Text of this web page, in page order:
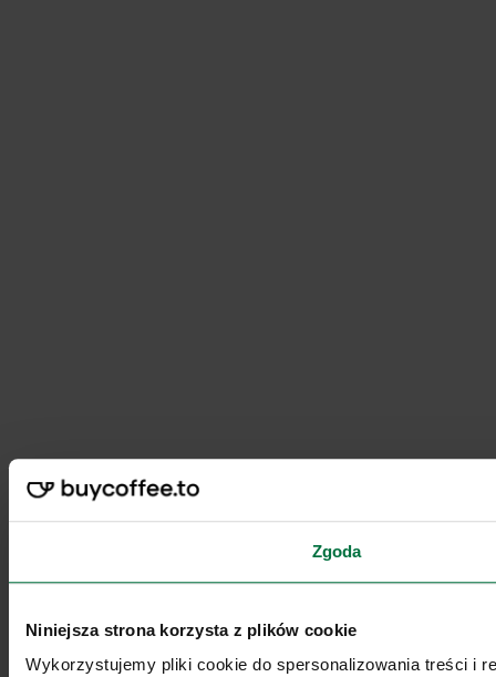
Zgoda
Niniejsza strona korzysta z plików cookie
Wykorzystujemy pliki cookie do spersonalizowania treści i